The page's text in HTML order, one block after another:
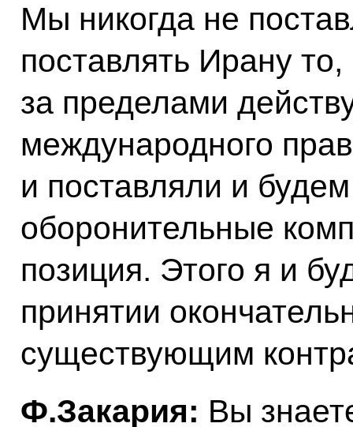
Мы никогда не
поставлять Ирану
за пределами
международного
и поставляли и
оборонительные
позиция. Этого я и
принятии
существующим
Ф.Закария: Вы